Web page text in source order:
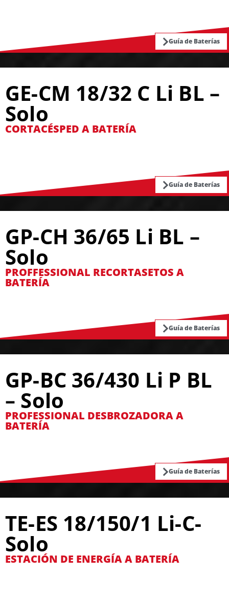
Guía de Baterías
GE-CM 18/32 C Li BL –
Solo
CORTACÉSPED A BATERÍA
Guía de Baterías
GP-CH 36/65 Li BL –
Solo
PROFFESSIONAL RECORTASETOS A
BATERÍA
Guía de Baterías
GP-BC 36/430 Li P BL
– Solo
PROFESSIONAL DESBROZADORA A
BATERÍA
Guía de Baterías
TE-ES 18/150/1 Li-C-
Solo
ESTACIÓN DE ENERGÍA A BATERÍA